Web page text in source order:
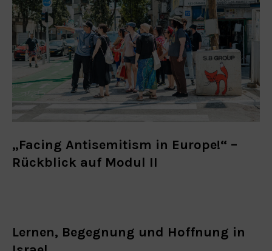
„Facing Antisemitism in Europe!“ –
Rückblick auf Modul II
Lernen, Begegnung und Hoffnung in